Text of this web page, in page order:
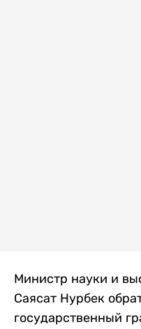
Министр науки и
Саясат Нурбек
государственный